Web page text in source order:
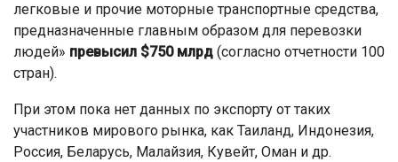
легковые и прочие моторные транспортные средства,
предназначенные главным образом для перевозки
людей» превысил $750 млрд (согласно отчетности 100
стран).
При этом пока нет данных по экспорту от таких
участников мирового рынка, как Таиланд, Индонезия,
Россия, Беларусь, Малайзия, Кувейт, Оман и др.